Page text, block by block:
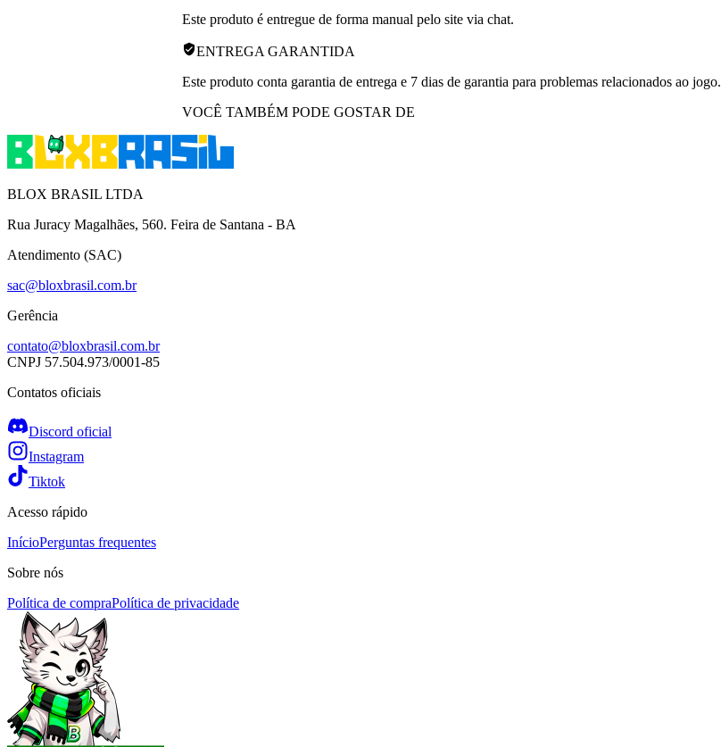
Este produto é entregue de forma manual pelo site via chat.
ENTREGA GARANTIDA
Este produto conta garantia de entrega e 7 dias de garantia para problemas relacionados ao jogo.
VOCÊ TAMBÉM PODE GOSTAR DE
BLOX BRASIL LTDA
Rua Juracy Magalhães, 560. Feira de Santana - BA
Atendimento (SAC)
sac@bloxbrasil.com.br
Gerência
contato@bloxbrasil.com.br
CNPJ 57.504.973/0001-85
Contatos oficiais
Discord oficial
Instagram
Tiktok
Acesso rápido
InícioPerguntas frequentes
Sobre nós
Política de compraPolítica de privacidade